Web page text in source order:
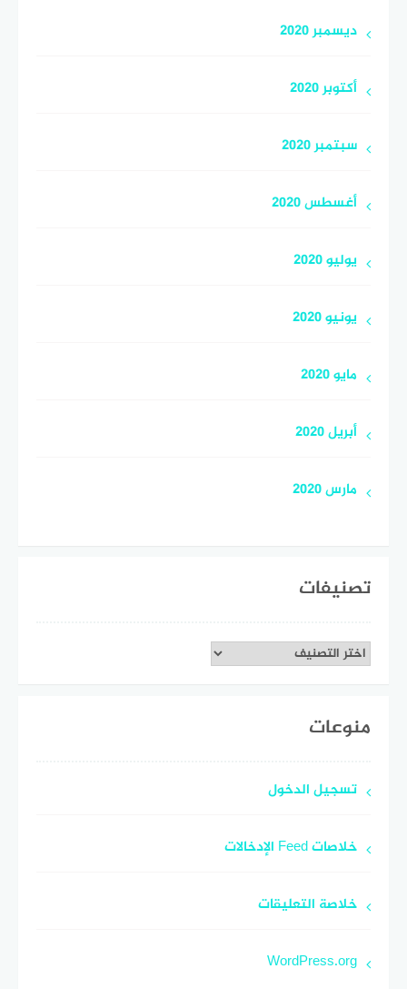
ديسمبر 2020
أكتوبر 2020
سبتمبر 2020
أغسطس 2020
يوليو 2020
يونيو 2020
مايو 2020
أبريل 2020
مارس 2020
تصنيفات
تصنيفات
منوعات
تسجيل الدخول
خلاصات Feed الإدخالات
خلاصة التعليقات
WordPress.org